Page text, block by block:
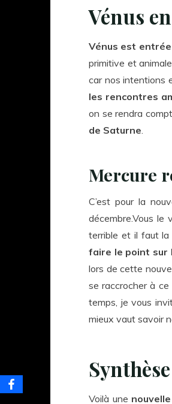
Vénus
Vénus est
primitive et
car nos intentions
les rencontres
on se rendra
de Saturne.
Mercure
C’est pour la
décembre.Vous le
terrible et il faut la
faire le point sur
lors de cette
se raccrocher à ce
temps, je vous
mieux vaut savoir
Voilà une